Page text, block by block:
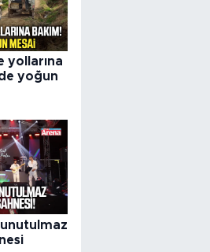
yollarına
yoğun